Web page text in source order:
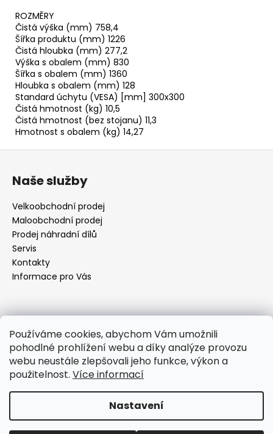
Používáme cookies, abychom Vám umožnili
pohodlné prohlížení webu a díky analýze provozu
webu neustále zlepšovali jeho funkce, výkon a
použitelnost. Více informací
Nastavení
ROZMĚRY
Čistá výška (mm) 758,4
Šířka produktu (mm) 1226
Čistá hloubka (mm) 277,2
Výška s obalem (mm) 830
Šířka s obalem (mm) 1360
Hloubka s obalem (mm) 128
Standard úchytu (VESA) [mm] 300x300
Čistá hmotnost (kg) 10,5
Čistá hmotnost (bez stojanu) 11,3
Hmotnost s obalem (kg) 14,27
Naše služby
Velkoobchodní prodej
Maloobchodní prodej
Prodej náhradní dílů
Servis
Kontakty
Informace pro Vás
objednavky@elektrorezny.cz
602 155 983
https://www.facebook.com/jirireznyelektroservis
reznyelektro